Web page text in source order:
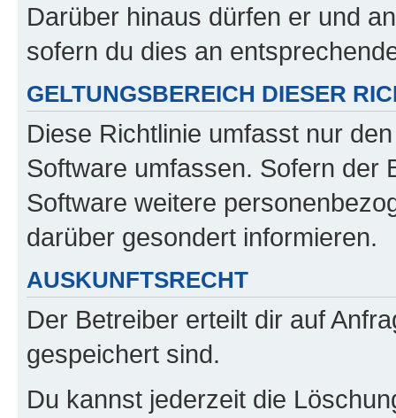
Darüber hinaus dürfen er und
sofern du dies an
GELTUNGSBEREICH DIESER
Diese Richtlinie umfasst nur
Software umfassen. Sofern der
Software weitere
darüber gesondert informieren.
AUSKUNFTSRECHT
Der Betreiber erteilt dir auf
gespeichert sind.
Du kannst jederzeit die